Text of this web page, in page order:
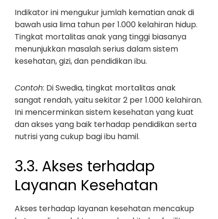
Indikator ini mengukur jumlah kematian anak di
bawah usia lima tahun per 1.000 kelahiran hidup.
Tingkat mortalitas anak yang tinggi biasanya
menunjukkan masalah serius dalam sistem
kesehatan, gizi, dan pendidikan ibu.
Contoh: Di Swedia, tingkat mortalitas anak
sangat rendah, yaitu sekitar 2 per 1.000 kelahiran.
Ini mencerminkan sistem kesehatan yang kuat
dan akses yang baik terhadap pendidikan serta
nutrisi yang cukup bagi ibu hamil.
3.3. Akses terhadap
Layanan Kesehatan
Akses terhadap layanan kesehatan mencakup